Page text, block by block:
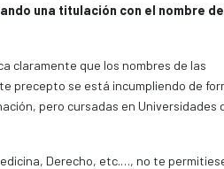
una titulación con el nombre de
claramente que los nombres de las
precepto se está incumpliendo de
pero cursadas en Universidades
Derecho, etc.…, no te